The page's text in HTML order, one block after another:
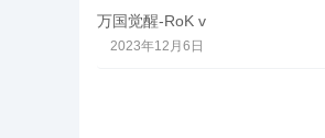
万国觉醒-RoK v
2023年12月6日